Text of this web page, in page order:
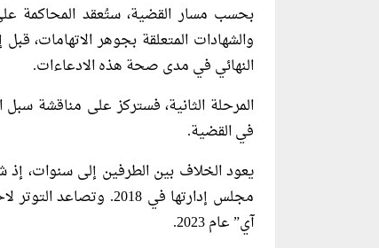
بحسب مسار القضية، ستُعقد المحاكمة
والشهادات المتعلقة بجوهر الاتهامات،
النهائي في مدى صحة هذه الادعاءات.
المرحلة الثانية، فستركز على مناقشة
في القضية.
مجلس إدارتها في
آي” عام 2023.